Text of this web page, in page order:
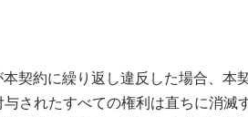
契約に繰り返し違反した場合、本
されたすべての権利は直ちに消滅